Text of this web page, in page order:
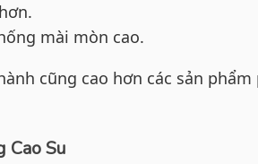
mài mòn cao.
cũng cao hơn các sản
Cao Su